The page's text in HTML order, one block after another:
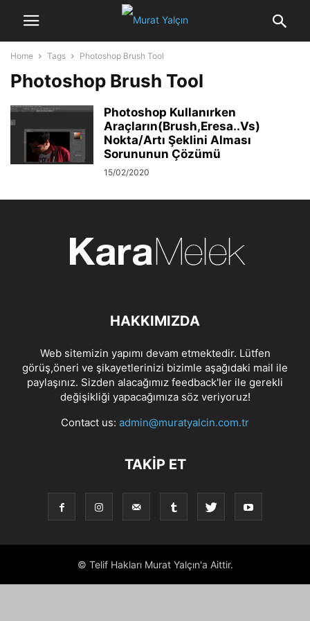
Home Tags Photoshop Brush Tool
Photoshop Brush Tool
Photoshop Kullanırken
Araçların(Brush,Eresa..Vs)
Nokta/Artı Şeklini Alması
Sorununun Çözümü
15/02/2020
HAKKIMIZDA
Web sitemizin yapımı devam etmektedir. Lütfen
görüş,öneri ve şikayetlerinizi bizimle aşağıdaki mail ile
paylaşınız. Sizden alacağımız feedback'ler ile gerekli
değişikliği yapacağımıza söz veriyoruz!
Contact us: admin@muratyalcin.com.tr
TAKIP ET
© Telif Hakları Murat Yalçın'a Aittir.